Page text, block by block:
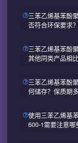
三苯乙烯基苯酚
否符合环保要求
三苯乙烯基苯酚
其他同类产品相
三苯乙烯基苯酚
何储存？保质期多
使用三苯乙烯基
600-1需要注意哪